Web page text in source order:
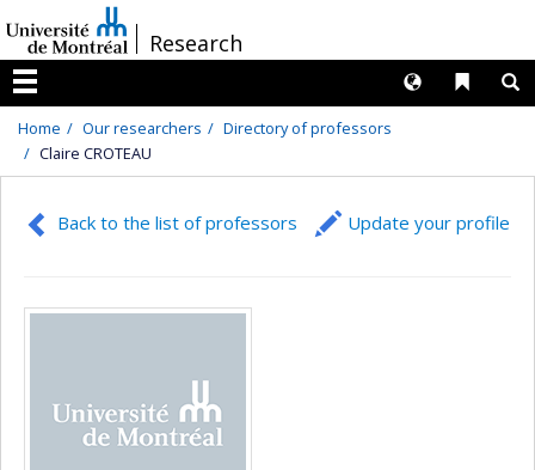
au
contenu
/Research
Menu
Liens
Langues
Home Our researchers
Directory of professors
Claire CROTEAU
Back to the list of professors Update your profile